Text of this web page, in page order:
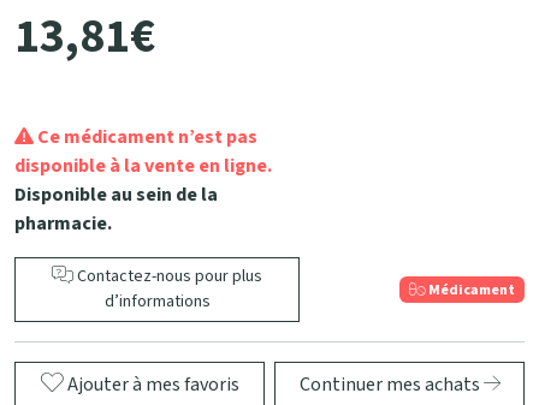
13,81€
Ce médicament n’est pas
disponible à la vente en ligne.
Disponible au sein de la
pharmacie.
Contactez-nous pour plus
d’informations
Médicament
Ajouter à mes favoris Continuer mes achats